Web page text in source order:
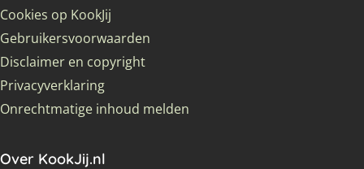
Cookies op KookJij
Gebruikersvoorwaarden
Disclaimer en copyright
Privacyverklaring
Onrechtmatige inhoud melden
Over KookJij.nl